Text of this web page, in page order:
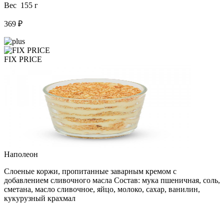
Вес 155 г
369 ₽
FIX PRICE
Наполеон
Слоеные коржи, пропитанные заварным кремом с
добавлением сливочного масла Состав: мука пшеничная, соль,
сметана, масло сливочное, яйцо, молоко, сахар, ванилин,
кукурузный крахмал